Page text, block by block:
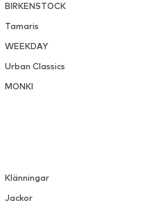
BIRKENSTOCK
Tamaris
WEEKDAY
Urban Classics
MONKI
Klänningar
Jackor